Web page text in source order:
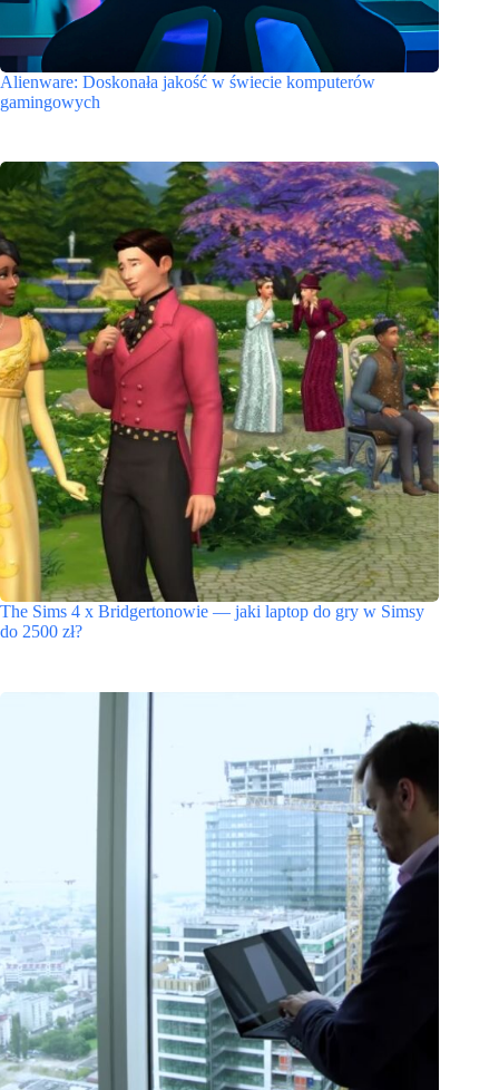
Alienware: Doskonała jakość w świecie komputerów
gamingowych
The Sims 4 x Bridgertonowie — jaki laptop do gry w Simsy
do 2500 zł?